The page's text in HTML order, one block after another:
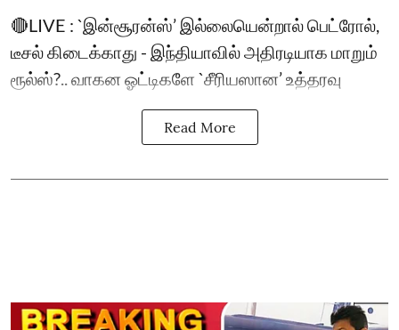
🔴LIVE : `இன்சூரன்ஸ்’ இல்லையென்றால் பெட்ரோல்,
டீசல் கிடைக்காது - இந்தியாவில் அதிரடியாக மாறும்
ரூல்ஸ்?.. வாகன ஓட்டிகளே `சீரியஸான’ உத்தரவு
Read More